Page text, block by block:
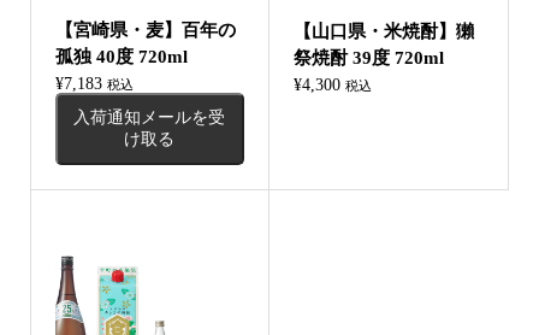
【宮崎県・麦】百年の
孤独 40度 720ml
¥7,183 税込
入荷通知メールを受
け取る
【山口県・米焼酎】獺
祭焼酎 39度 720ml
¥4,300 税込